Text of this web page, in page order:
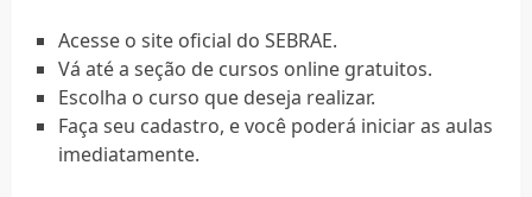
Acesse o site oficial do SEBRAE.
Vá até a seção de cursos online gratuitos.
Escolha o curso que deseja realizar.
Faça seu cadastro, e você poderá iniciar as aulas
imediatamente.